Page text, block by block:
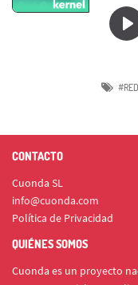
CONTACTO
Cuonda SL
info@cuonda.com
Política de Privacidad
QUIÉNES SOMOS
Cuonda es un proyecto